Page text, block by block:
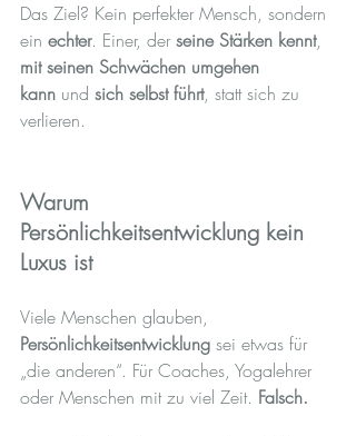
Das Ziel? Kein perfekter Mensch, sondern
ein echter. Einer, der seine Stärken kennt,
mit seinen Schwächen umgehen
kann und sich selbst führt, statt sich zu
verlieren.
Warum
Persönlichkeitsentwicklung kein
Luxus ist
Viele Menschen glauben,
Persönlichkeitsentwicklung sei etwas für
„die anderen“. Für Coaches, Yogalehrer
oder Menschen mit zu viel Zeit. Falsch.